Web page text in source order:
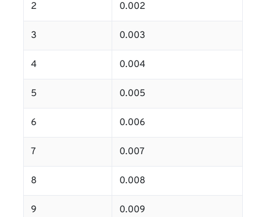
2 0.002
3 0.003
4 0.004
5 0.005
6 0.006
7 0.007
8 0.008
9 0.009